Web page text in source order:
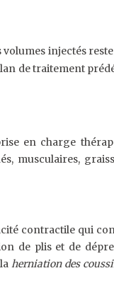
injectés
de traitement
en charge
musculaires,
contractile qui
de plis et de
laherniation des